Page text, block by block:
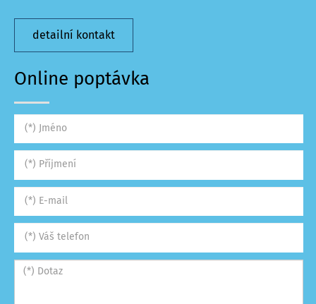
detailní kontakt
Online poptávka